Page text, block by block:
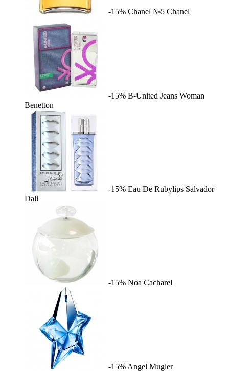
-15% Chanel №5 Chanel
-15% B-United Jeans Woman
Benetton
-15% Eau De Rubylips Salvador
Dali
-15% Noa Cacharel
-15% Angel Mugler